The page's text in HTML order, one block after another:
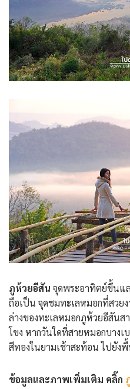
ภูห้วยอีสัน จุดพระอาทิตย์ขึ้นแ
ถือเป็น จุดชมทะเลหมอกที่สวย
ล่างของทะเลหมอกภูห้วยอีสันส
โขง หากวันใดที่สายหมอกบาง
สีทองในยามเช้าสะท้อน ไปยัง
ข้อมูลและภาพเพิ่มเติม คลิ๊ก